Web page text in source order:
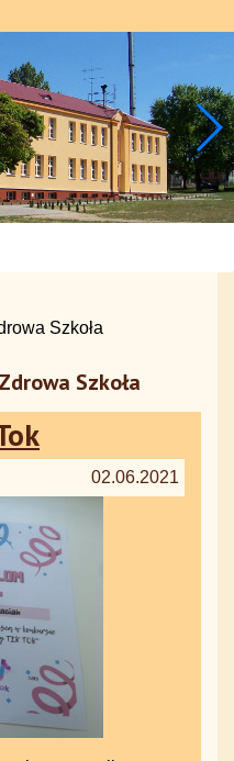
Szkoła
Szkoła
02.06.2021